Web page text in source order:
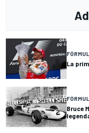
La
Bruce